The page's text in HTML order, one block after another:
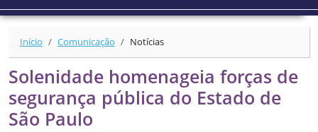
Início Comunicação Notícias
Solenidade homenageia forças de
segurança pública do Estado de
São Paulo